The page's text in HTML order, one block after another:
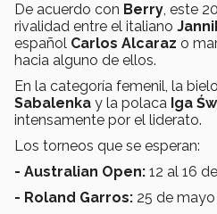
De acuerdo con Berry, este
rivalidad entre el italiano
español Carlos Alcaraz o
hacia alguno de ellos.
En la categoría femenil, la
Sabalenka y la polaca Iga
intensamente por el liderato.
Los torneos que se esperan:
- Australian Open: 12 al 16
- Roland Garros: 25 de